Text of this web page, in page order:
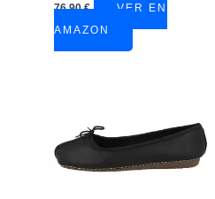
76,90€
VER EN
AMAZON